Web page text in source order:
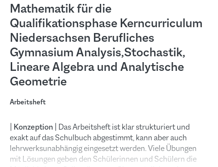
Mathematik für die
Qualifikationsphase Kerncurriculum
Niedersachsen Berufliches
Gymnasium Analysis,Stochastik,
Lineare Algebra und Analytische
Geometrie
Arbeitsheft
Konzeption
| Das Arbeitsheft ist klar strukturiert und
exakt auf das Schulbuch abgestimmt, kann aber auch
lehrwerksunabhängig eingesetzt werden. Viele Übungen
mit Lösungen geben den Schülerinnen und Schülern die